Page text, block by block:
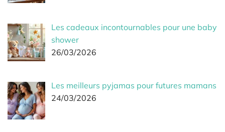
Les cadeaux incontournables pour une baby
shower
26/03/2026
Les meilleurs pyjamas pour futures mamans
24/03/2026